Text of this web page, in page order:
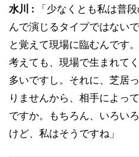
水川 :
「少なくとも私は普
んで演じるタイプではない
と覚えて現場に臨むんです
考えても、現場で生まれて
多いですし。それに、芝居
りませんから、相手によっ
ですか。もちろん、いろい
けど、私はそうですね」